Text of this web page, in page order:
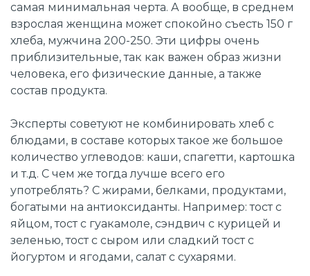
самая минимальная черта. А вообще, в среднем
взрослая женщина может спокойно съесть 150 г
хлеба, мужчина 200-250. Эти цифры очень
приблизительные, так как важен образ жизни
человека, его физические данные, а также
состав продукта.
Эксперты советуют не комбинировать хлеб с
блюдами, в составе которых такое же большое
количество углеводов: каши, спагетти, картошка
и т.д. С чем же тогда лучше всего его
употреблять? С жирами, белками, продуктами,
богатыми на антиоксиданты. Например: тост с
яйцом, тост с гуакамоле, сэндвич с курицей и
зеленью, тост с сыром или сладкий тост с
йогуртом и ягодами, салат с сухарями.